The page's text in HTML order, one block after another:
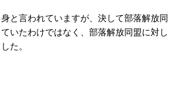
と言われていますが、決して部落解放同
いたわけではなく、部落解放同盟に対し
た。